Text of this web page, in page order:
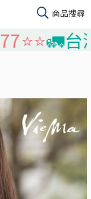
🚛台灣本